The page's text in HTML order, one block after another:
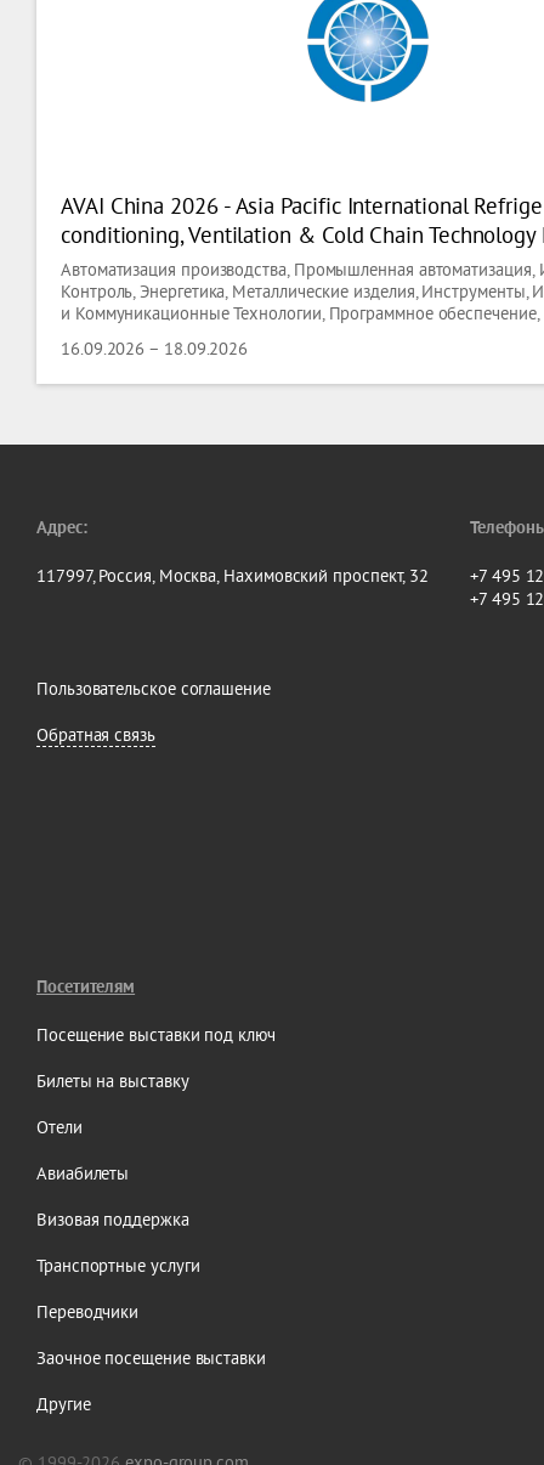
AVAI China 2026 - Asia Pacific International
conditioning, Ventilation & Cold Chain Technology
Автоматизация производства, Промышленная автоматизация,
Контроль, Энергетика, Металлические изделия,
и Коммуникационные Технологии, Программное обеспечение,
16.09.2026 – 18.09.2026
Адрес:
117997, Россия, Москва, Нахимовский проспект, 32
+7 495
+7 495
Пользовательское соглашение
Обратная связь
Посетителям
Посещение выставки под ключ
Билеты на выставку
Отели
Авиабилеты
Визовая поддержка
Транспортные услуги
Переводчики
Заочное посещение выставки
Другие